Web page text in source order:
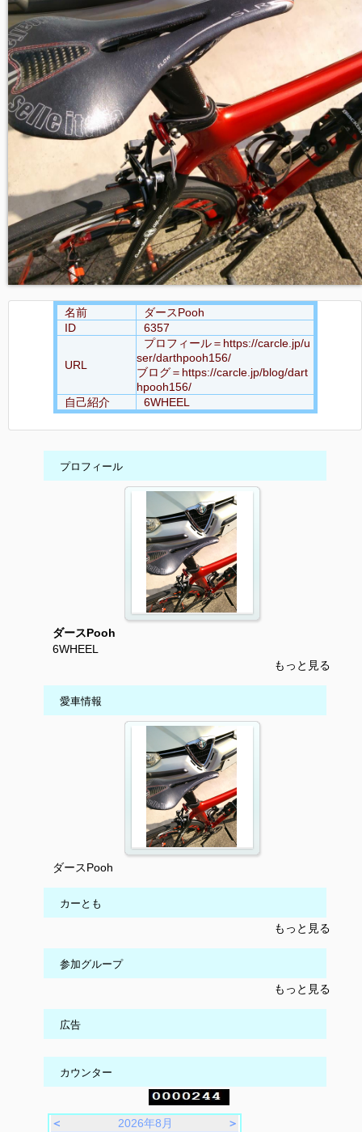
名前
ダースPooh
ID
6357
URL
プロフィール＝https://carcle.jp/u
ser/darthpooh156/
ブログ＝https://carcle.jp/blog/dart
hpooh156/
自己紹介
6WHEEL
プロフィール
ダースPooh
6WHEEL
もっと見る
愛車情報
ダースPooh
カーとも
もっと見る
参加グループ
もっと見る
広告
カウンター
＜ 2026年8月
＞